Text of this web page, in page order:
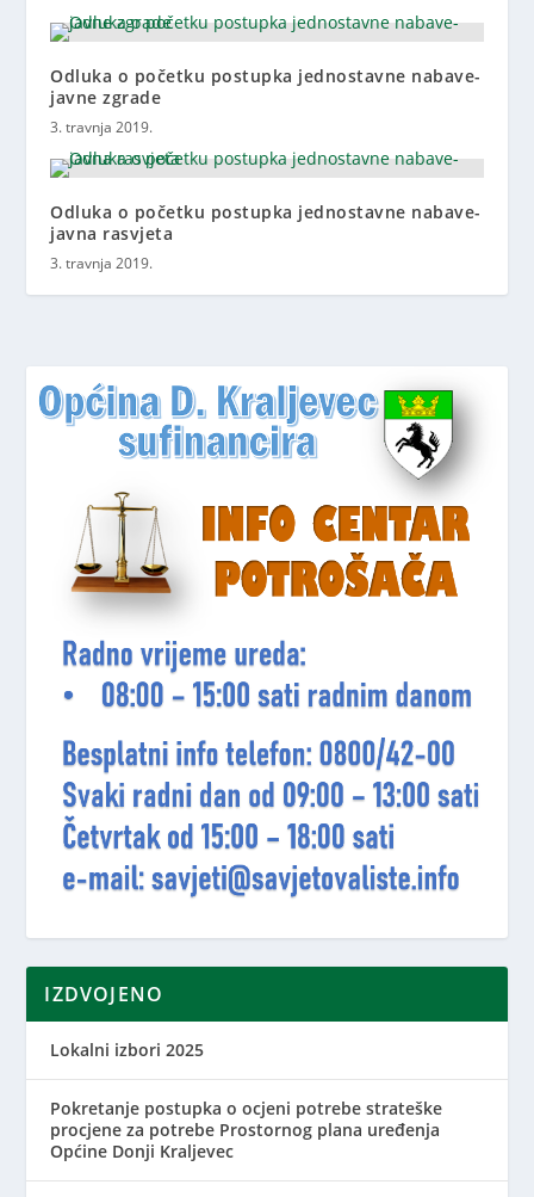
Odluka o početku postupka jednostavne nabave-
javne zgrade
3. travnja 2019.
Odluka o početku postupka jednostavne nabave-
javna rasvjeta
3. travnja 2019.
IZDVOJENO
Lokalni izbori 2025
Pokretanje postupka o ocjeni potrebe strateške
procjene za potrebe Prostornog plana uređenja
Općine Donji Kraljevec